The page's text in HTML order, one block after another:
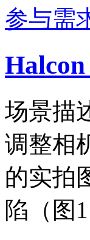
参与需
场景描
调整相
的实拍
陷（图